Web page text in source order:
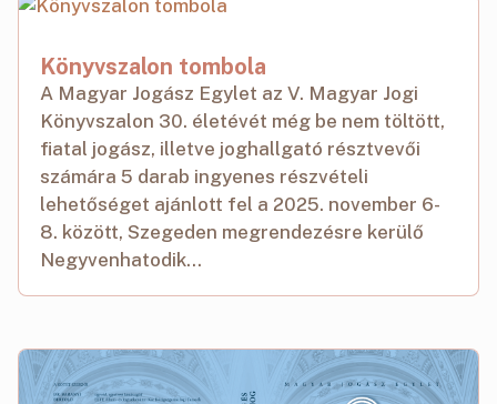
Könyvszalon tombola
A Magyar Jogász Egylet az V. Magyar Jogi
Könyvszalon 30. életévét még be nem töltött,
fiatal jogász, illetve joghallgató résztvevői
számára 5 darab ingyenes részvételi
lehetőséget ajánlott fel a 2025. november 6-
8. között, Szegeden megrendezésre kerülő
Negyvenhatodik...